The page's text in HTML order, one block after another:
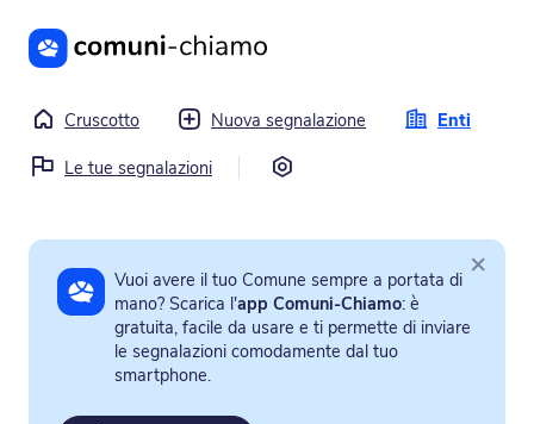
Vai al contenuto principale
Cruscotto Nuova segnalazione
Enti
Le tue segnalazioni
Vuoi avere il tuo Comune sempre a portata di
mano? Scarica l'app Comuni-Chiamo: è
gratuita, facile da usare e ti permette di inviare
le segnalazioni comodamente dal tuo
smartphone.
×